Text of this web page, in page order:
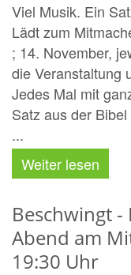
Viel Musik. Ein
Lädt zum
; 14. November,
die Veranstaltung
Jedes Mal mit
Satz aus der
...
Weiter lesen
Beschwingt
Abend am
19:30 Uhr